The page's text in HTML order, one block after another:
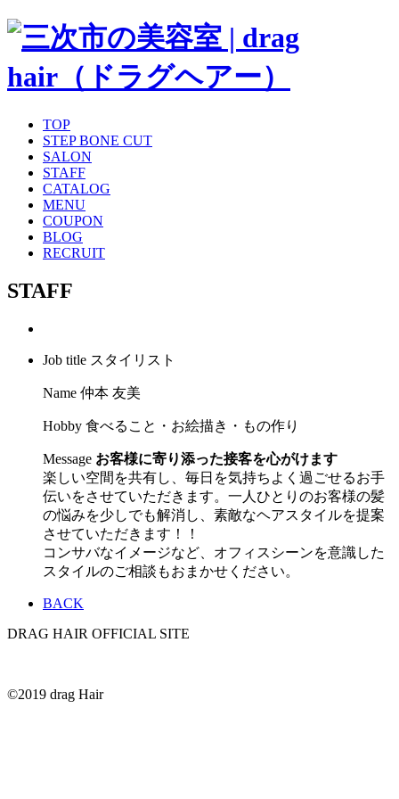
TOP
STEP BONE CUT
SALON
STAFF
CATALOG
MENU
COUPON
BLOG
RECRUIT
STAFF
Job title スタイリスト
Name 仲本 友美
Hobby 食べること・お絵描き・もの作り
Message お客様に寄り添った接客を心がけます
楽しい空間を共有し、毎日を気持ちよく過ごせるお手
伝いをさせていただきます。一人ひとりのお客様の髪
の悩みを少しでも解消し、素敵なヘアスタイルを提案
させていただきます！！
コンサバなイメージなど、オフィスシーンを意識した
スタイルのご相談もおまかせください。
BACK
DRAG HAIR OFFICIAL SITE
©2019 drag Hair